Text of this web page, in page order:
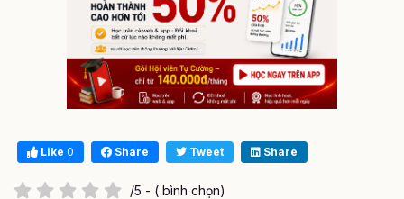
Like 0 Share Tweet Share
/5 - ( bình chọn)